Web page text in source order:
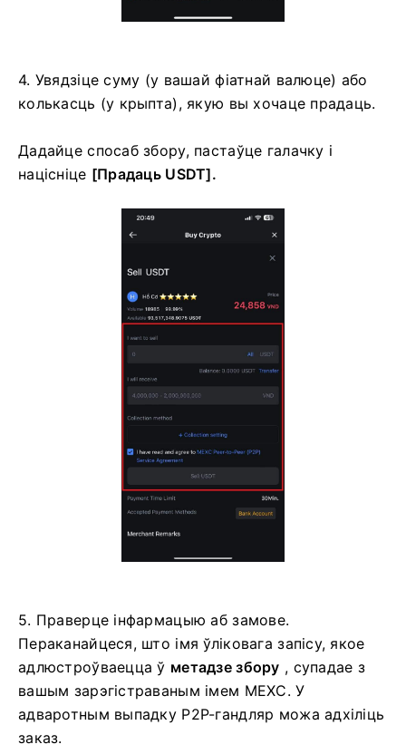
4. Увядзіце суму (у вашай фіатнай валюце) або
колькасць (у крыпта), якую вы хочаце прадаць.
Дадайце спосаб збору, пастаўце галачку і
націсніце [Прадаць USDT].
5. Праверце інфармацыю аб замове.
Пераканайцеся, што імя ўліковага запісу, якое
адлюстроўваецца ў метадзе збору , супадае з
вашым зарэгістраваным імем MEXC.У
адваротным выпадку P2P-гандляр можа адхіліць
заказ.